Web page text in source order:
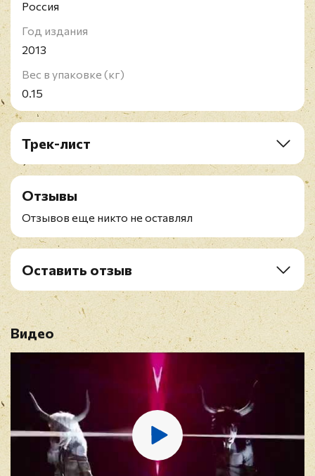
Россия
Год издания
2013
Вес в упаковке (кг)
0.15
Трек-лист
1. Axis
2. Bolshy
3. Love Is A Bourgeois Construct
4. Fluorescent
6. The Last To Die
7. Shouting In The Evening
8. Thursday
9. Vocal
Отзывы
Отзывов еще никто не оставлял
Оставить отзыв
Имя*
E-mail
Отзыв *
Видео